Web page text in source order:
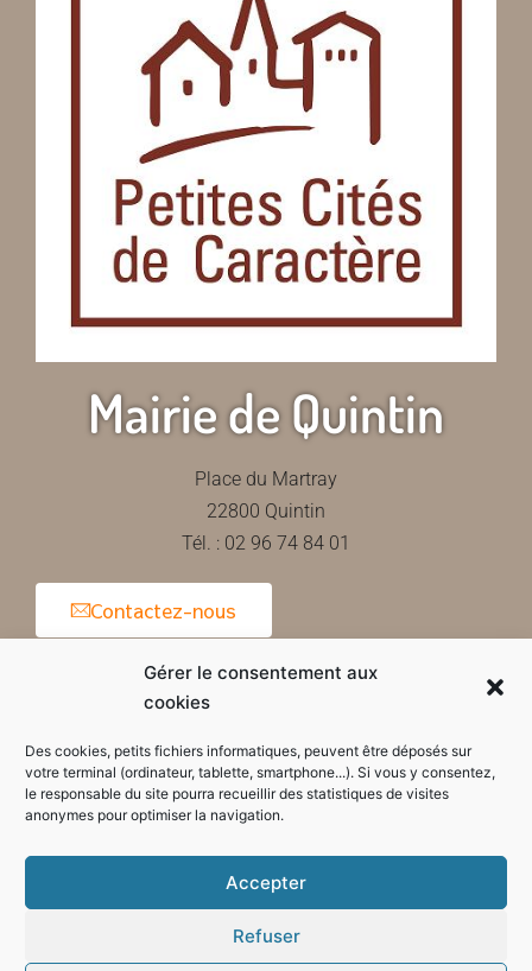
Gérer le consentement aux
cookies
Des cookies, petits fichiers informatiques, peuvent être déposés sur
votre terminal (ordinateur, tablette, smartphone...). Si vous y consentez,
le responsable du site pourra recueillir des statistiques de visites
anonymes pour optimiser la navigation.
Accepter
Refuser
Mairie de Quintin
Place du Martray
22800 Quintin
Tél. : 02 96 74 84 01
Contactez-nous
Horaires d'ouverture de la mairie